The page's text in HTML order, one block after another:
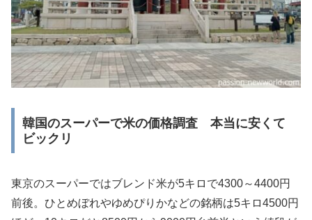
韓国のスーパーで米の価格調査 本当に安くて
ビックリ
東京のスーパーではブレンド米が5キロで4300～4400円
前後。ひとめぼれやゆめぴりかなどの銘柄は5キロ4500円